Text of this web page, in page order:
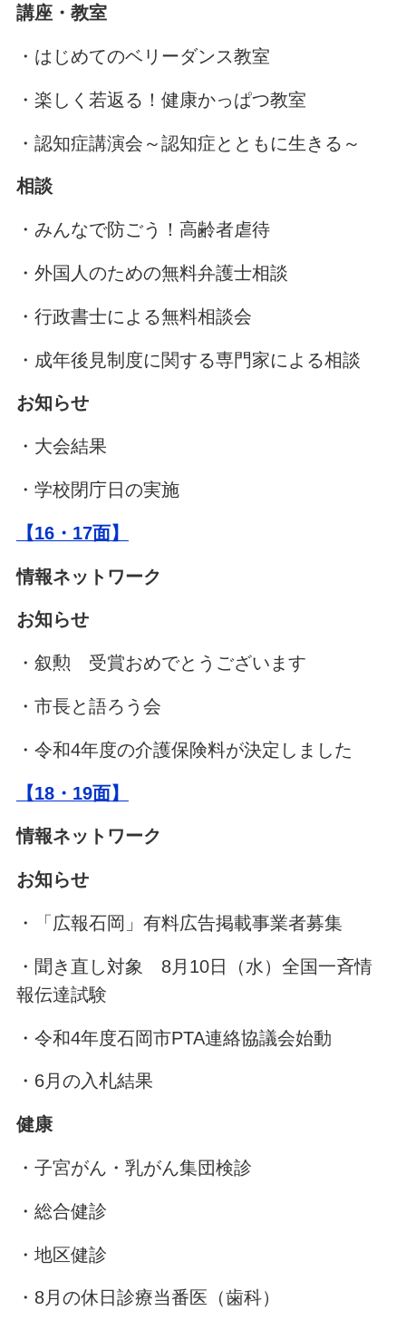
講座・教室
・はじめてのベリーダンス教室
・楽しく若返る！健康かっぱつ教室
・認知症講演会～認知症とともに生きる～
相談
・みんなで防ごう！高齢者虐待
・外国人のための無料弁護士相談
・行政書士による無料相談会
・成年後見制度に関する専門家による相談
お知らせ
・大会結果
・学校閉庁日の実施
【16・17面】
情報ネットワーク
お知らせ
・叙勲 受賞おめでとうございます
・市長と語ろう会
・令和4年度の介護保険料が決定しました
【18・19面】
情報ネットワーク
お知らせ
・「広報石岡」有料広告掲載事業者募集
・聞き直し対象 8月10日（水）全国一斉情
報伝達試験
・令和4年度石岡市PTA連絡協議会始動
・6月の入札結果
健康
・子宮がん・乳がん集団検診
・総合健診
・地区健診
・8月の休日診療当番医（歯科）